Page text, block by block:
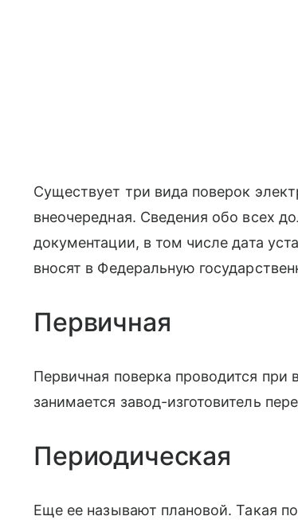
Существует три вида поверок
внеочередная. Сведения обо всех
документации, в том числе дата
вносят в Федеральную
Первичная
Первичная поверка проводится при
занимается завод-изготовитель
Периодическая
Еще ее называют плановой. Такая